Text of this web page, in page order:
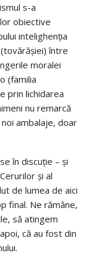
s-a
obiective
intelighenția
între
moralei
(familia
prin lichidarea
nu remarcă
ambalaje, doar
în discuție – și
și al
de lumea de aici
final. Ne rămâne,
să atingem
că au fost din